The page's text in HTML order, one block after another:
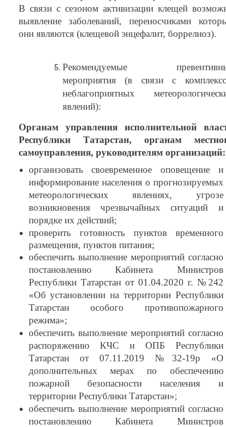
В связи с сезоном активизации клещей
выявление заболеваний, переносчиками
они являются (клещевой энцефалит, боррелиоз).
Рекомендуемые
мероприятия (в связи с
неблагоприятных
явлений):
Органам управления исполнительной
Республики Татарстан, органам
самоуправления, руководителям организаций:
организовать своевременное оповещение и
информирование населения о прогнозируемых
метеорологических явлениях, угрозе
возникновения чрезвычайных ситуаций и
порядке их действий;
проверить готовность пунктов временного
размещения, пунктов питания;
обеспечить выполнение мероприятий согласно
постановлению Кабинета Министров
Республики Татарстан от 01.04.2020 г. №242
«Об установлении на территории Республики
Татарстан особого противопожарного
режима»;
обеспечить выполнение мероприятий согласно
распоряжению КЧС и ОПБ Республики
Татарстан от 07.11.2019 №32-19р «О
дополнительных мерах по обеспечению
пожарной безопасности населения и
территории Республики Татарстан»;
обеспечить выполнение мероприятий согласно
постановлению Кабинета Министров